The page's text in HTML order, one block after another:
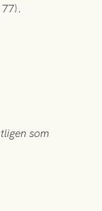
som